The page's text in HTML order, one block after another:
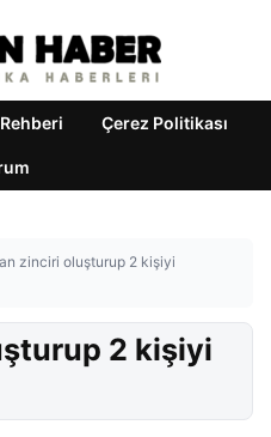
Çerez Politikası
zinciri oluşturup 2 kişiyi
2 kişiyi